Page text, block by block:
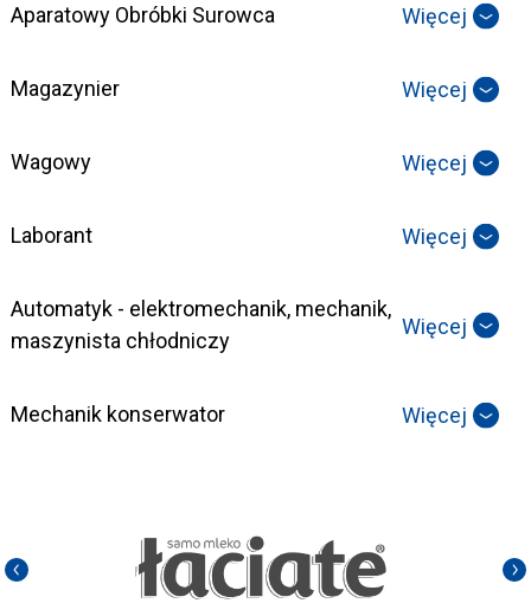
Aparatowy Obróbki Surowca Więcej
Magazynier Więcej
Wagowy Więcej
Laborant Więcej
Automatyk - elektromechanik, mechanik,
maszynista chłodniczy
Więcej
Mechanik konserwator Więcej